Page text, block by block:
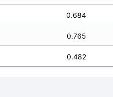
0.684
0.765
0.482